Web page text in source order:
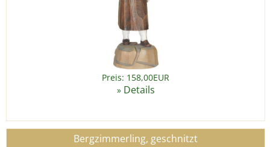
Preis: 158,00EUR
» Details
Bergzimmerling, geschnitzt